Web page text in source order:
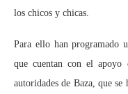
los chicos y chicas.
Para ello han programado
que cuentan con el apoyo
autoridades de Baza, que